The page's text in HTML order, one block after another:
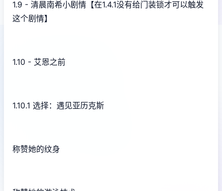
1.9 - 清晨南希小剧情【在1.4.1没有给门装锁才可以触发
这个剧情】
1.10 - 艾恩之前
1.10.1 选择：遇见亚历克斯
称赞她的纹身